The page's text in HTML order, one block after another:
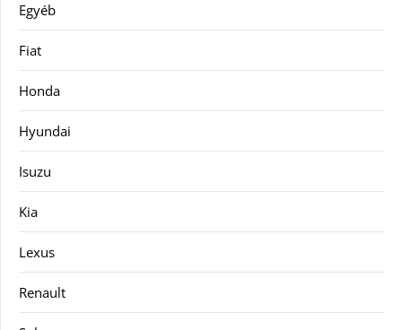
Egyéb
Fiat
Honda
Hyundai
Isuzu
Kia
Lexus
Renault